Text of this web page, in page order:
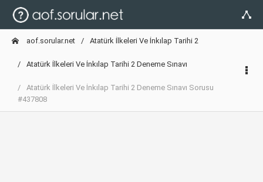
aof.sorular.net Atatürk İlkeleri Ve İnkılap Tarihi 2
Atatürk İlkeleri Ve İnkılap Tarihi 2 Deneme Sınavı
Atatürk İlkeleri Ve İnkılap Tarihi 2 Deneme Sınavı Sorusu
#437808